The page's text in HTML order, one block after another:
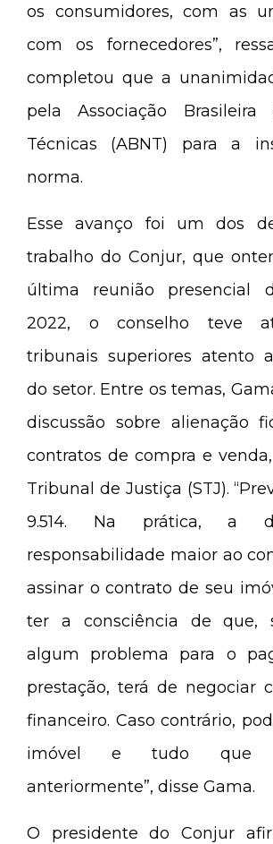
os consumidores, com as
com os fornecedores”,
completou que a
pela Associação Brasileira
Técnicas (ABNT) para a
norma.
Esse avanço foi um dos
trabalho do Conjur, que
última reunião presencial
2022, o conselho teve
tribunais superiores atento
do setor. Entre os temas,
discussão sobre alienação
contratos de compra e
Tribunal de Justiça (STJ).
9.514. Na prática, a
responsabilidade maior ao
assinar o contrato de seu
ter a consciência de que,
algum problema para o
prestação, terá de negociar
financeiro. Caso contrário,
imóvel e tudo que
anteriormente”, disse Gama.
O presidente do Conjur